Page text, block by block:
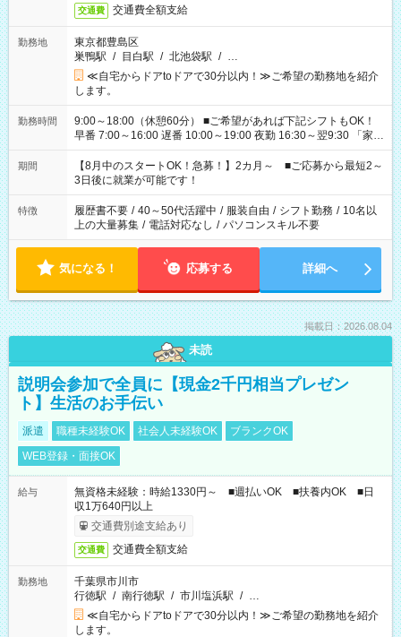
交通費 交通費全額支給
勤務地
東京都豊島区
巣鴨駅 / 目白駅 / 北池袋駅 / …
≪自宅からドアtoドアで30分以内！≫ご希望の勤務地を紹介
します。
勤務時間
9:00～18:00（休憩60分） ■ご希望があれば下記シフトもOK！
早番 7:00～16:00 遅番 10:00～19:00 夜勤 16:30～翌9:30 「家族
と休みを合わせたい」 「余裕を持って夕飯の準備がしたい」
「できれば残業はしたくない」 など、ご希望を教えてください
ね。 ※Wワーク希望の方へ 今ご覧のお仕事で希望する勤務時間
と、もう1つのお仕事の勤務時間。 合計で週40時間を超える場
合は応募できません。
期間
【8月中のスタートOK！急募！】2カ月～ ■ご応募から最短2～
3日後に就業が可能です！
特徴 履歴書不要 / 40～50代活躍中 / 服装自由 / シフト勤務 / 10名以
上の大量募集 / 電話対応なし / パソコンスキル不要
気になる！ 応募する 詳細へ
掲載日：2026.08.04
未読
説明会参加で全員に【現金2千円相当プレゼン
ト】生活のお手伝い
派遣 職種未経験OK 社会人未経験OK
ブランクOK
WEB登録・面接OK
給与
無資格未経験：時給1330円～ ■週払いOK ■扶養内OK ■日
収1万640円以上
交通費別途支給あり
交通費 交通費全額支給
勤務地
千葉県市川市
行徳駅 / 南行徳駅 / 市川塩浜駅 / …
≪自宅からドアtoドアで30分以内！≫ご希望の勤務地を紹介
します。